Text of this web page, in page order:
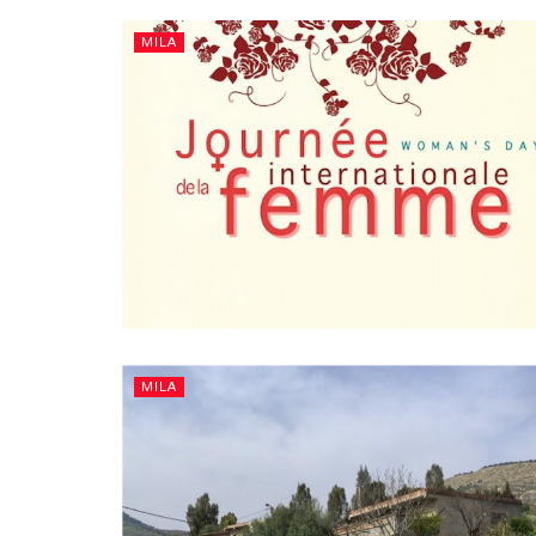
MILA
MILA